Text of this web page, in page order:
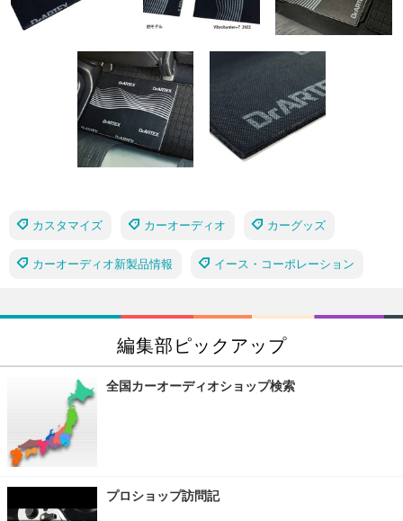
カスタマイズ カーオーディオ カーグッズ
カーオーディオ新製品情報 イース・コーポレーション
編集部ピックアップ
全国カーオーディオショップ検索
プロショップ訪問記